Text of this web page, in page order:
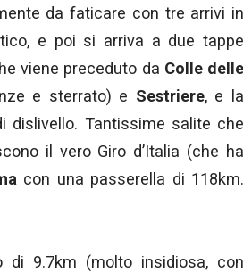
da faticare con tre arrivi in
e poi si arriva a due tappe
viene preceduto da Colle delle
e sterrato) e Sestriere, e
dislivello. Tantissime salite che
il vero Giro d’Italia (che ha
con una passerella di
di 9.7km (molto insidiosa, con